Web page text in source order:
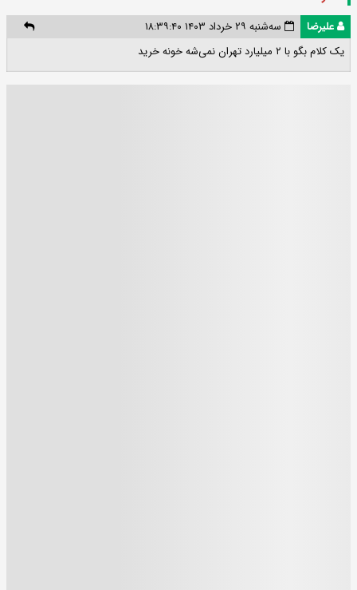
علیرضا
سه‌شنبه ۲۹ خرداد ۱۴۰۳ ۱۸:۳۹:۴۰
یک کلام بگو با ۲ میلیارد تهران نمی‌شه خونه خرید